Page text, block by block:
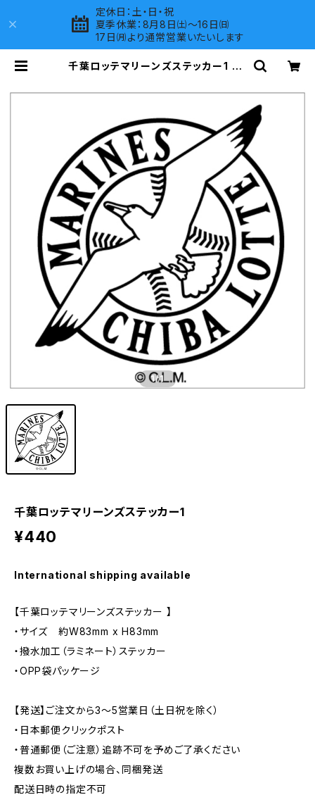
定休日：土・日・祝
夏季休業：8月8日㈯～16日㈰
17日㈪より通常営業いたいします
千葉ロッテマリーンズステッカー1 | L
1/1
千葉ロッテマリーンズステッカー1
¥440
International shipping available
【千葉ロッテマリーンズステッカー 】
・サイズ 約W83mm x H83mm
・撥水加工（ラミネート）ステッカー
・OPP袋パッケージ
【発送】ご注文から3〜5営業日（土日祝を除く）
・日本郵便クリックポスト
・普通郵便（ご注意）追跡不可を予めご了承ください
複数お買い上げの場合、同梱発送
配送日時の指定不可